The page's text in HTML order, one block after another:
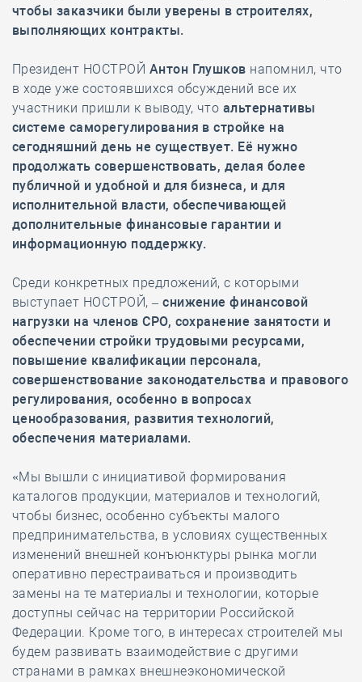
чтобы заказчики были уверены в строителях,
выполняющих контракты.
Президент НОСТРОЙ Антон Глушков напомнил, что
в ходе уже состоявшихся обсуждений все их
участники пришли к выводу, что альтернативы
системе саморегулирования в стройке на
сегодняшний день не существует. Её нужно
продолжать совершенствовать, делая более
публичной и удобной и для бизнеса, и для
исполнительной власти, обеспечивающей
дополнительные финансовые гарантии и
информационную поддержку.
Среди конкретных предложений, с которыми
выступает НОСТРОЙ, – снижение финансовой
нагрузки на членов СРО, сохранение занятости и
обеспечении стройки трудовыми ресурсами,
повышение квалификации персонала,
совершенствование законодательства и правового
регулирования, особенно в вопросах
ценообразования, развития технологий,
обеспечения материалами.
«Мы вышли с инициативой формирования
каталогов продукции, материалов и технологий,
чтобы бизнес, особенно субъекты малого
предпринимательства, в условиях существенных
изменений внешней конъюнктуры рынка могли
оперативно перестраиваться и производить
замены на те материалы и технологии, которые
доступны сейчас на территории Российской
Федерации. Кроме того, в интересах строителей мы
будем развивать взаимодействие с другими
странами в рамках внешнеэкономической